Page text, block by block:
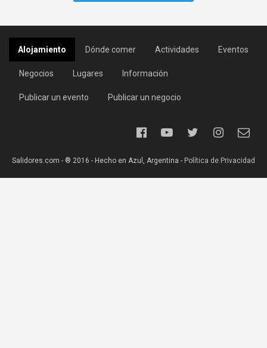
Alojamiento Dónde comer Actividades Eventos
Negocios Lugares Información
Publicar un evento Publicar un negocio
Salidores.com - ® 2016 - Hecho en Azul, Argentina - Política de Privacidad